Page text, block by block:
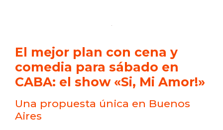
El mejor plan con cena y
comedia para sábado en
CABA: el show «Si, Mi Amor!»
Una propuesta única en Buenos
Aires